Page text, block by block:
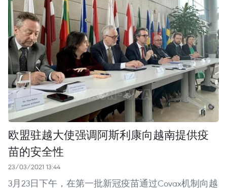
欧盟驻越大使强调阿斯利康向越南提供疫
苗的安全性
23/03/2021 13:44
3月23日下午，在第一批新冠疫苗通过Covax机制向越